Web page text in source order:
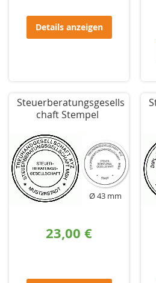
Details anzeigen
Steuerberatungsgesells
chaft Stempel
Ø 43 mm
23,00 €